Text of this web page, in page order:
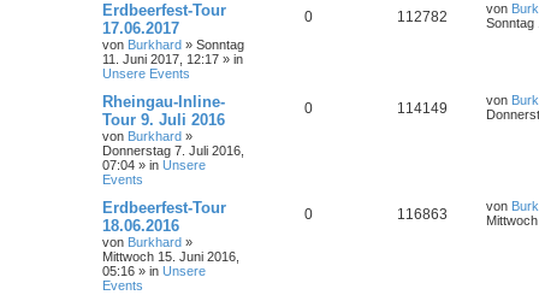
Erdbeerfest-Tour
17.06.2017
von Burkhard » Sonntag
11. Juni 2017, 12:17 » in
Unsere Events
0 112782 von
Sonntag
Rheingau-Inline-
Tour 9. Juli 2016
von Burkhard »
Donnerstag 7. Juli 2016,
07:04 » in Unsere
Events
0 114149 von
Erdbeerfest-Tour
18.06.2016
von Burkhard »
Mittwoch 15. Juni 2016,
05:16 » in Unsere
Events
0 116863 von